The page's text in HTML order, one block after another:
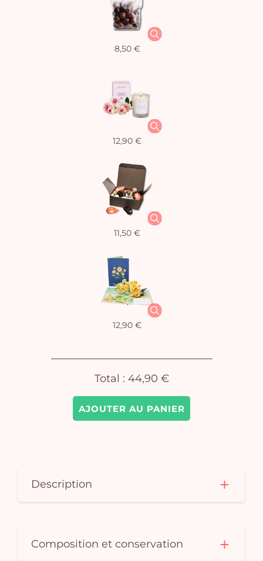
AJOUTER AU PANIER
8,50 €
12,90 €
11,50 €
12,90 €
Total : 44,90 €
Description
Composition et conservation